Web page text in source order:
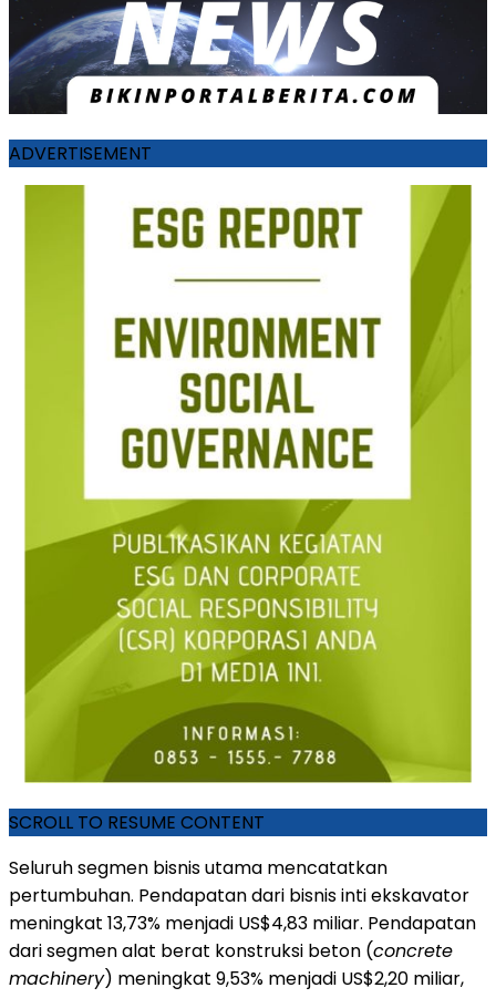
ADVERTISEMENT
SCROLL TO RESUME CONTENT
Seluruh segmen bisnis utama mencatatkan
pertumbuhan. Pendapatan dari bisnis inti ekskavator
meningkat 13,73% menjadi US$4,83 miliar. Pendapatan
dari segmen alat berat konstruksi beton (concrete
machinery) meningkat 9,53% menjadi US$2,20 miliar,